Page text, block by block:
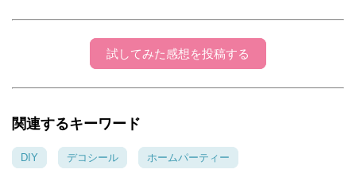
ントになりますね〜。 うちの子たちが水風船大
好きなのでちょっと拝借してみました。
2015年6月10日 13:36
わあ～さすがザッキーさん。またワクワクしちゃ
いました。まるでキャンディみたいな色合いでプ
試してみた感想を投稿する
関連するキーワード
DIY デコシール ホームパーティー